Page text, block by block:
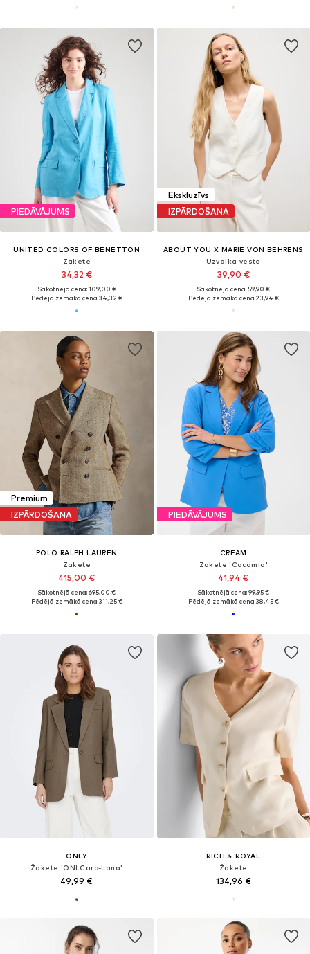
PIEDĀVĀJUMS
UNITED COLORS OF BENETTON
Žakete
34,32 €
Sākotnējā cena: 109,00 €
Pēdējā zemākā cena:34,32 €
Ekskluzīvs
IZPĀRDOŠANA
ABOUT YOU X MARIE VON BEHRENS
Uzvalka veste
39,90 €
Sākotnējā cena: 59,90 €
Pēdējā zemākā cena:23,94 €
Premium
IZPĀRDOŠANA
POLO RALPH LAUREN
Žakete
415,00 €
Sākotnējā cena: 695,00 €
Pēdējā zemākā cena:311,25 €
PIEDĀVĀJUMS
CREAM
Žakete 'Cocamia'
41,94 €
Sākotnējā cena: 99,95 €
Pēdējā zemākā cena:38,45 €
ONLY
Žakete 'ONLCaro-Lana'
49,99 €
RICH & ROYAL
Žakete
134,96 €